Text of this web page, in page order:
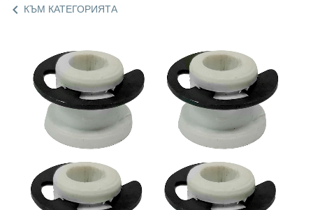
chevron_left КЪМ КАТЕГОРИЯТА